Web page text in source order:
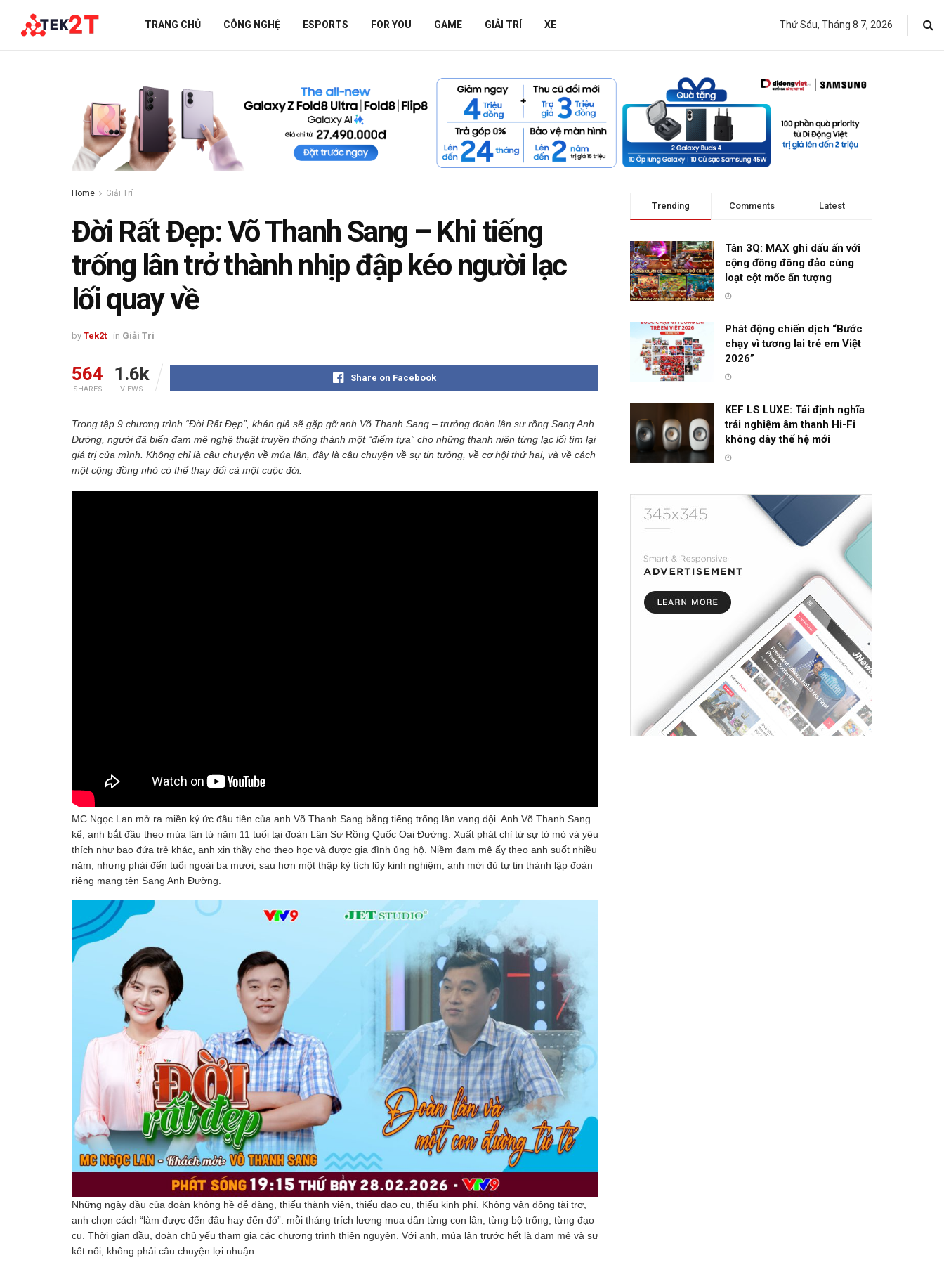
TRANG CHỦ CÔNG NGHỆ ESPORTS FOR YOU GAME GIẢI TRÍ XE Thứ Sáu, Tháng 8 7, 2026
Home Giải Trí
Đời Rất Đẹp: Võ Thanh Sang – Khi tiếng
trống lân trở thành nhịp đập kéo người lạc
lối quay về
by Tek2t in Giải Trí
564
SHARES
1.6k
VIEWS
Share on Facebook
Trong tập 9 chương trình “Đời Rất Đẹp”, khán giả sẽ gặp gỡ anh Võ Thanh Sang – trưởng đoàn lân sư rồng Sang Anh
Đường, người đã biến đam mê nghệ thuật truyền thống thành một “điểm tựa” cho những thanh niên từng lạc lối tìm lại
giá trị của mình. Không chỉ là câu chuyện về múa lân, đây là câu chuyện về sự tin tưởng, về cơ hội thứ hai, và về cách
một cộng đồng nhỏ có thể thay đổi cả một cuộc đời.
MC Ngọc Lan mở ra miền ký ức đầu tiên của anh Võ Thanh Sang bằng tiếng trống lân vang dội. Anh Võ Thanh Sang
kể, anh bắt đầu theo múa lân từ năm 11 tuổi tại đoàn Lân Sư Rồng Quốc Oai Đường. Xuất phát chỉ từ sự tò mò và yêu
thích như bao đứa trẻ khác, anh xin thầy cho theo học và được gia đình ủng hộ. Niềm đam mê ấy theo anh suốt nhiều
năm, nhưng phải đến tuổi ngoài ba mươi, sau hơn một thập kỷ tích lũy kinh nghiệm, anh mới đủ tự tin thành lập đoàn
riêng mang tên Sang Anh Đường.
Những ngày đầu của đoàn không hề dễ dàng, thiếu thành viên, thiếu đạo cụ, thiếu kinh phí. Không vận động tài trợ,
anh chọn cách “làm được đến đâu hay đến đó”: mỗi tháng trích lương mua dần từng con lân, từng bộ trống, từng đạo
cụ. Thời gian đầu, đoàn chủ yếu tham gia các chương trình thiện nguyện. Với anh, múa lân trước hết là đam mê và sự
kết nối, không phải câu chuyện lợi nhuận.
Trending Comments Latest
Tân 3Q: MAX ghi dấu ấn với
cộng đồng đông đảo cùng
loạt cột mốc ấn tượng
Phát động chiến dịch “Bước
chạy vì tương lai trẻ em Việt
2026”
KEF LS LUXE: Tái định nghĩa
trải nghiệm âm thanh Hi-Fi
không dây thế hệ mới